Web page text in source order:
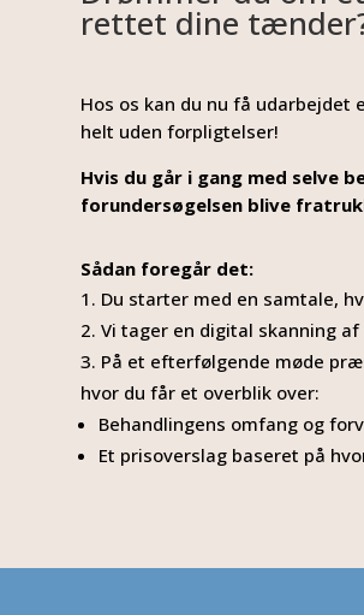
rettet dine
Hos os kan du nu få udarbejdet
helt uden forpligtelser!
Hvis du går i gang med selve
forundersøgelsen blive
Sådan foregår det:
Du starter med en samtale,
Vi tager en digital skanning
På et efterfølgende møde
hvor du får et overblik over:
Behandlingens omfang og
Et prisoverslag baseret på